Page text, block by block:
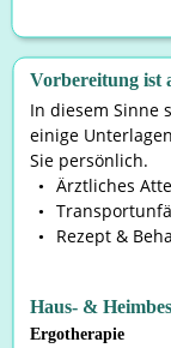
Haus- &
Ergotherapie
Vorbereitung ist
In diesem Sinne
einige
Sie persönlich.
• Ärztliches
•
• Rezept &